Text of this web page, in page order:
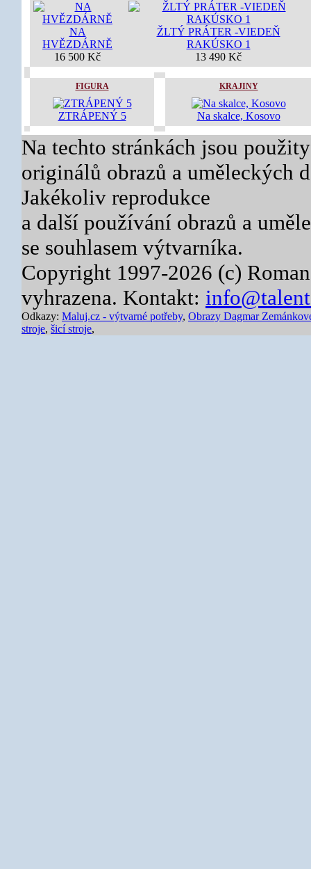
NA
HVĚZDÁRNĚ
16 500 Kč
ŽLTÝ PRÁTER -VIEDEŇ
RAKÚSKO 1
13 490 Kč
FIGURA
ZTRÁPENÝ 5
KRAJINY
Na skalce, Kosovo
Na techto stránkách jsou
originálů obrazů a uměleckých
Jakékoliv reprodukce
a další používání obrazů a
se souhlasem výtvarníka.
Copyright 1997-2026 (c)
vyhrazena. Kontakt:
Odkazy: Maluj.cz - výtvarné potřeby, Obrazy Dagmar
stroje, šicí stroje,